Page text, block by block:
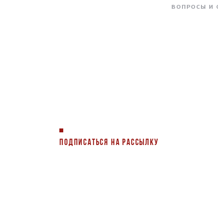
ВОПРОСЫ И
ПОДПИСАТЬСЯ НА РАССЫЛКУ